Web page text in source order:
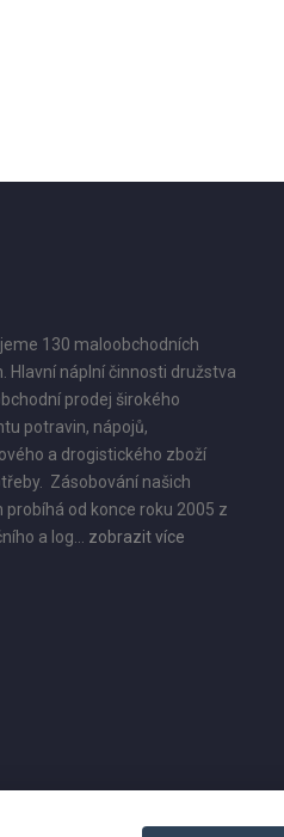
130 maloobchodních
Hlavní náplní činnosti družstva
prodej širokého
potravin, nápojů,
a drogistického zboží
Zásobování našich
probíhá od konce roku 2005 z
a log... zobrazit více